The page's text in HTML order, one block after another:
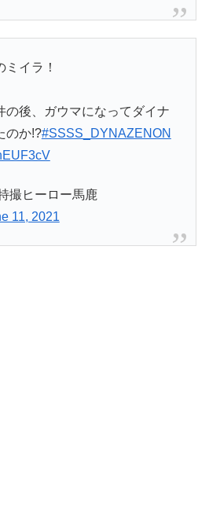
イラ！
の後、ガウマになってダイナ
のか!?#SSSS_DYNAZENON
撮ヒーロー馬鹿
11, 2021